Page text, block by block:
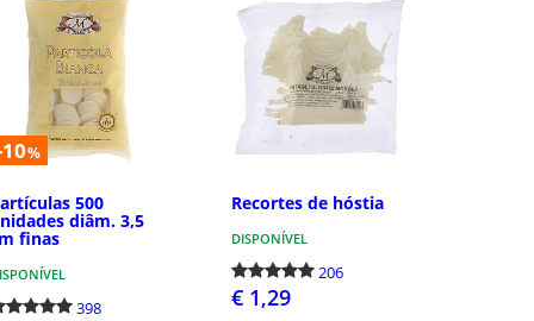
%
500
diâm. 3,5
finas
398
Recortes de hóstia
DISPONÍVEL
206
€ 1,29